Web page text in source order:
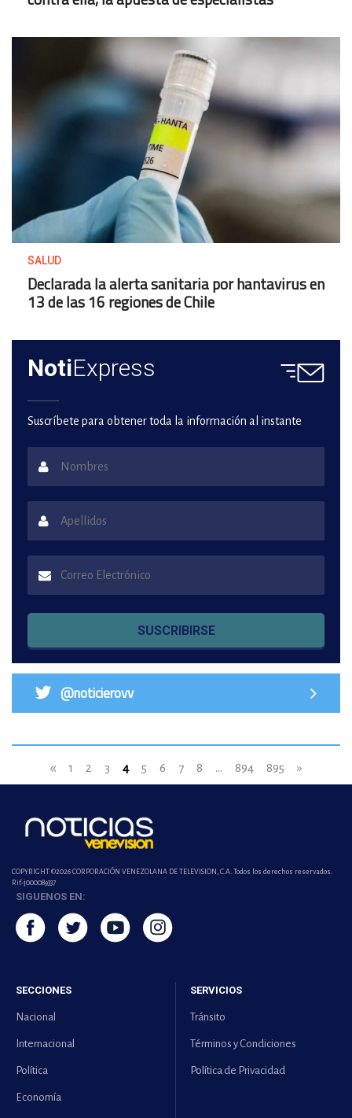
SALUD
Declarada la alerta sanitaria por hantavirus en
13 de las 16 regiones de Chile
NotiExpress
Suscríbete para obtener toda la información al instante
SUSCRIBIRSE
@noticierovv
« 1 2 3 4 5 6 7 8 ... 894 895 »
COPYRIGHT ©2026 CORPORACIÓN VENEZOLANA DE TELEVISION, C.A. Todos los derechos reservados.
Rif-j000089337
SIGUENOS EN:
SECCIONES
Nacional
Internacional
Política
Economía
SERVICIOS
Tránsito
Términos y Condiciones
Política de Privacidad